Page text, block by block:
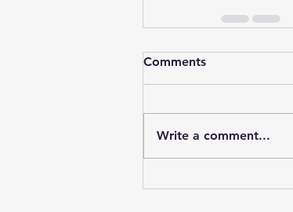
Comments
Write a comment...